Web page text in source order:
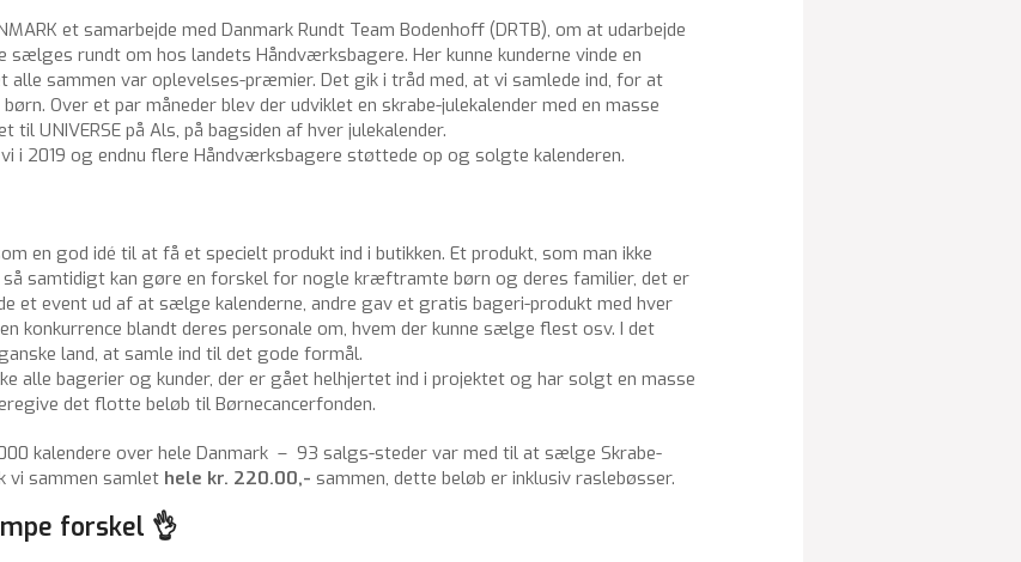
et samarbejde med Danmark Rundt Team Bodenhoff (DRTB), om at udarbejde
sælges rundt om hos landets Håndværksbagere. Her kunne kunderne vinde en
sammen var oplevelses-præmier. Det gik i tråd med, at vi samlede ind, for at
Over et par måneder blev der udviklet en skrabe-julekalender med en masse
UNIVERSE på Als, på bagsiden af hver julekalender.
i 2019 og endnu flere Håndværksbagere støttede op og solgte kalenderen.
en god idé til at få et specielt produkt ind i butikken. Et produkt, som man ikke
så samtidigt kan gøre en forskel for nogle kræftramte børn og deres familier, det er
et event ud af at sælge kalenderne, andre gav et gratis bageri-produkt med hver
konkurrence blandt deres personale om, hvem der kunne sælge flest osv. I det
land, at samle ind til det gode formål.
alle bagerier og kunder, der er gået helhjertet ind i projektet og har solgt en masse
det flotte beløb til Børnecancerfonden.
kalendere over hele Danmark – 93 salgs-steder var med til at sælge Skrabe-
vi sammen samlet hele kr. 220.00,- sammen, dette beløb er inklusiv raslebøsser.
forskel 👌